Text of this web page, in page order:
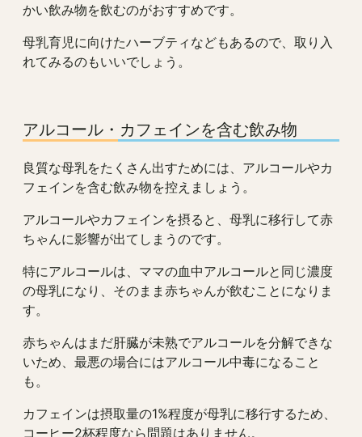
かい飲み物を飲むのがおすすめです。
母乳育児に向けたハーブティなどもあるので、取り入
れてみるのもいいでしょう。
アルコール・カフェインを含む飲み物
良質な母乳をたくさん出すためには、アルコールやカ
フェインを含む飲み物を控えましょう。
アルコールやカフェインを摂ると、母乳に移行して赤
ちゃんに影響が出てしまうのです。
特にアルコールは、ママの血中アルコールと同じ濃度
の母乳になり、そのまま赤ちゃんが飲むことになりま
す。
赤ちゃんはまだ肝臓が未熟でアルコールを分解できな
いため、最悪の場合にはアルコール中毒になること
も。
カフェインは摂取量の1%程度が母乳に移行するため、
コーヒー2杯程度なら問題はありません。